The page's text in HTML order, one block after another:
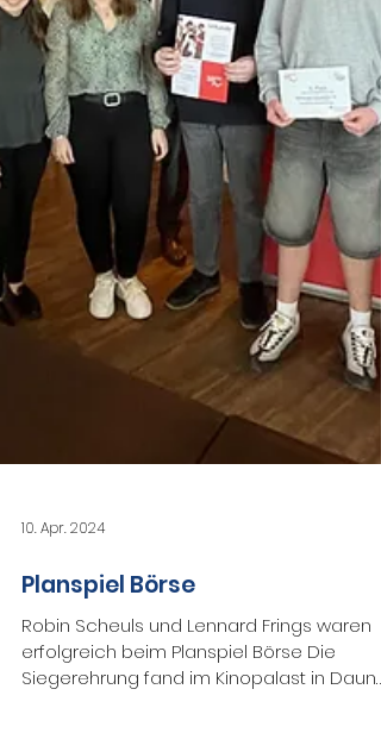
10. Apr. 2024
Planspiel Börse
Robin Scheuls und Lennard Frings waren